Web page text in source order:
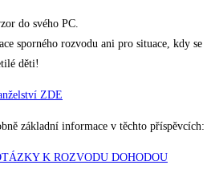
do svého PC.
sporného rozvodu ani pro situace, kdy se
děti!
ZDE
základní informace v těchto příspěvcích:
K ROZVODU DOHODOU